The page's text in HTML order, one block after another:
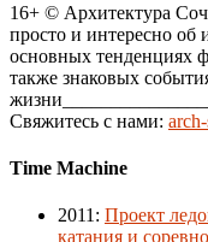
16+ © Архитектура
просто и интересно об
основных тенденциях
также знаковых
Свяжитесь с нами:
Time Machine
2011 : Проект
катания и